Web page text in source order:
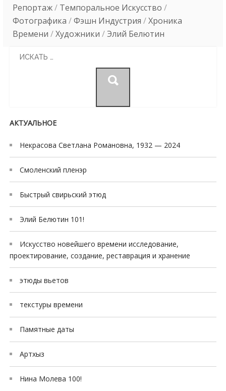
Репортаж/ Темпоральное Искусство /
Фотографика /Фэшн Индустрия /Хроника
Времени /Художники /Элий Белютин
АКТУАЛЬНОЕ
Некрасова Светлана Романовна, 1932 — 2024
Смоленский пленэр
Быстрый свирьский этюд
Элий Белютин 101!
Искусство новейшего времени исследование,
проектирование, создание, реставрация и хранение
этюды вьетов
текстуры времени
Памятные даты
Артхыз
Нина Молева 100!